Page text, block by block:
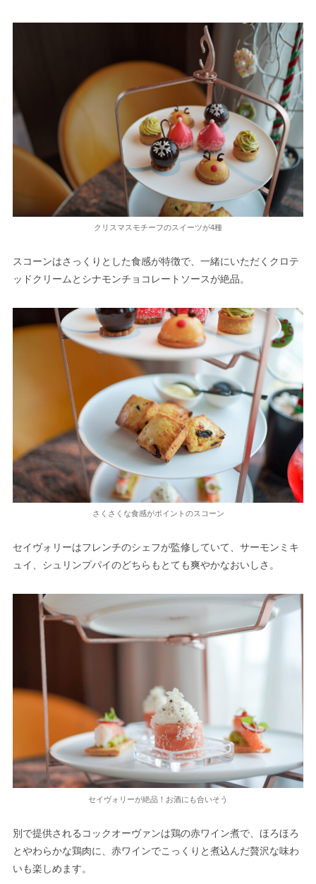
クリスマスモチーフのスイーツが4種
スコーンはさっくりとした食感が特徴で、一緒にいただくクロテ
ッドクリームとシナモンチョコレートソースが絶品。
さくさくな食感がポイントのスコーン
セイヴォリーはフレンチのシェフが監修していて、サーモンミキ
ュイ、シュリンプパイのどちらもとても爽やかなおいしさ。
セイヴォリーが絶品！お酒にも合いそう
別で提供されるコックオーヴァンは鶏の赤ワイン煮で、ほろほろ
とやわらかな鶏肉に、赤ワインでこっくりと煮込んだ贅沢な味わ
いも楽しめます。